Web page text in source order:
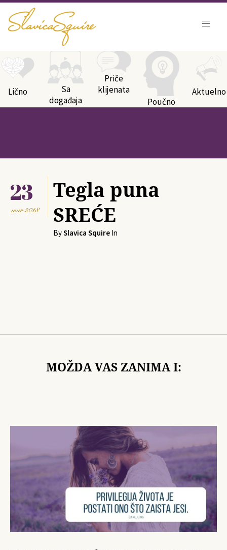
Kategorije bloga
Lično
Sa
događaja
Priče
klijenata
Poučno
Aktuelno
23
mar2018
Tegla puna
SREĆE
BySlavica Squire In
MOŽDA VAS ZANIMA I: